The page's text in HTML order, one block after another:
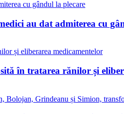
au dat admiterea cu
în tratarea rănilor și